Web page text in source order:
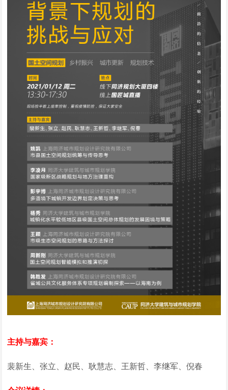
主持与嘉宾：
裴新生、张立、赵民、耿慧志、王新哲、李继军、倪春